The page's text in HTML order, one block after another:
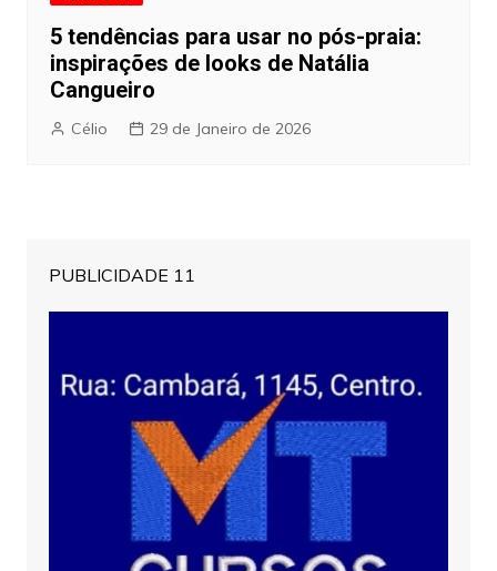
5 tendências para usar no pós-praia:
inspirações de looks de Natália
Cangueiro
Célio 29 de Janeiro de 2026
PUBLICIDADE 11